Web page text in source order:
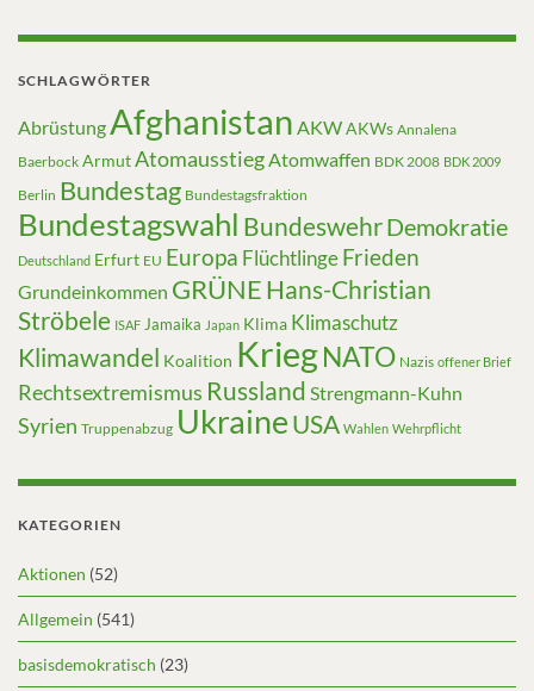
SCHLAGWÖRTER
Abrüstung Afghanistan AKWAKWs Annalena
Baerbock ArmutAtomausstiegAtomwaffen BDK 2008 BDK 2009
Berlin Bundestag Bundestagsfraktion
Bundestagswahl BundeswehrDemokratie
Deutschland Erfurt EU Europa FlüchtlingeFrieden
Grundeinkommen GRÜNE Hans-Christian
Ströbele ISAF Jamaika Japan Klima Klimaschutz
Klimawandel Koalition KriegNATO Nazis offener Brief
Rechtsextremismus Russland Strengmann-Kuhn
Syrien Truppenabzug UkraineUSA Wahlen Wehrpflicht
KATEGORIEN
Aktionen (52)
Allgemein (541)
basisdemokratisch (23)